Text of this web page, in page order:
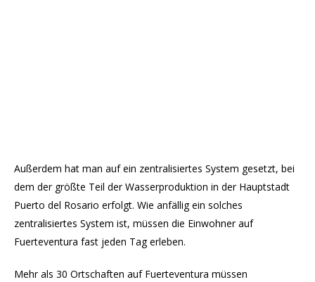
Außerdem hat man auf ein zentralisiertes System gesetzt, bei
dem der größte Teil der Wasserproduktion in der Hauptstadt
Puerto del Rosario erfolgt. Wie anfällig ein solches
zentralisiertes System ist, müssen die Einwohner auf
Fuerteventura fast jeden Tag erleben.
Mehr als 30 Ortschaften auf Fuerteventura müssen